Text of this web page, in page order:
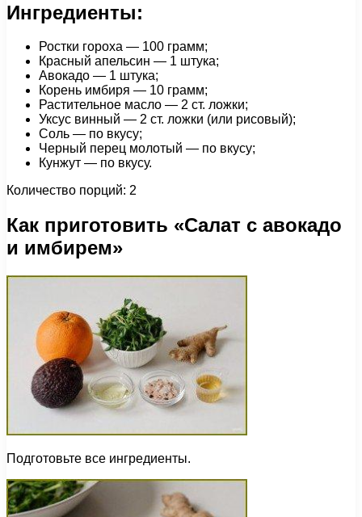
Ингредиенты:
Ростки гороха — 100 грамм;
Красный апельсин — 1 штука;
Авокадо — 1 штука;
Корень имбиря — 10 грамм;
Растительное масло — 2 ст. ложки;
Уксус винный — 2 ст. ложки (или рисовый);
Соль — по вкусу;
Черный перец молотый — по вкусу;
Кунжут — по вкусу.
Количество порций: 2
Как приготовить «Салат с авокадо
и имбирем»
Подготовьте все ингредиенты.